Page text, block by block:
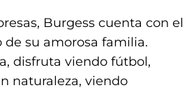
Burgess cuenta con el
de su amorosa familia.
disfruta viendo fútbol,
naturaleza, viendo